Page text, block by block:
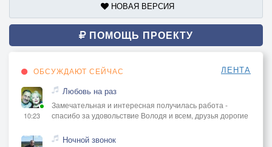
НОВАЯ ВЕРСИЯ
ПОМОЩЬ ПРОЕКТУ
ОБСУЖДАЮТ СЕЙЧАС ЛЕНТА
10:23
Любовь на раз
Замечательная и интересная получилась работа -
спасибо за удовольствие Володя и всем, друзья дорогие
Ночной звонок